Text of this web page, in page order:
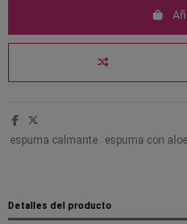
espuma calmante espuma con
Detalles del producto